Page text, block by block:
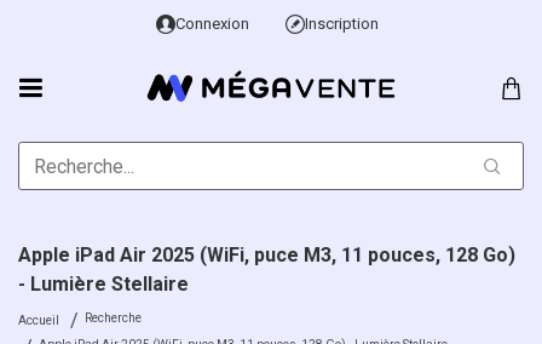
Connexion Inscription
Accueil
Recherche
Apple iPad Air 2025 (WiFi, puce M3, 11 pouces, 128 Go)
- Lumière Stellaire